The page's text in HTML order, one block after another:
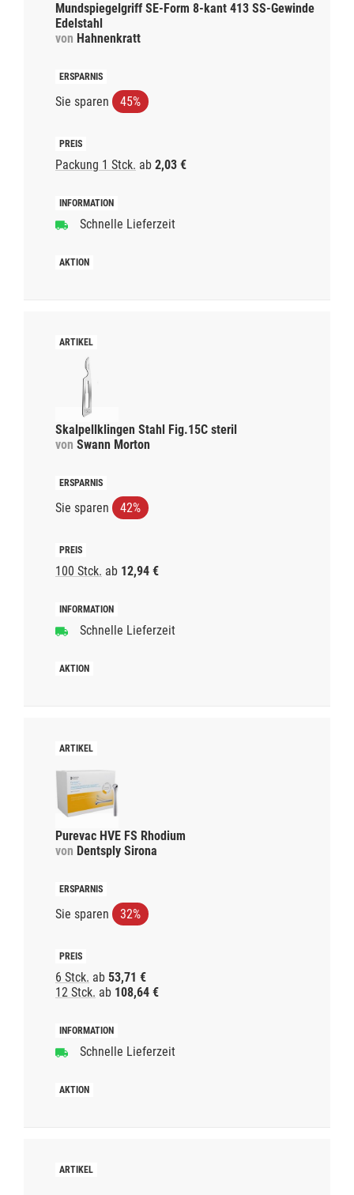
Mundspiegelgriff SE-Form 8-kant 413 SS-Gewinde
Edelstahl
von Hahnenkratt
Sie sparen 45%
Packung 1 Stck. ab 2,03 €
Schnelle Lieferzeit
Skalpellklingen Stahl Fig.15C steril
von Swann Morton
Sie sparen 42%
100 Stck. ab 12,94 €
Schnelle Lieferzeit
Purevac HVE FS Rhodium
von Dentsply Sirona
Sie sparen 32%
6 Stck. ab 53,71 €
12 Stck. ab 108,64 €
Schnelle Lieferzeit